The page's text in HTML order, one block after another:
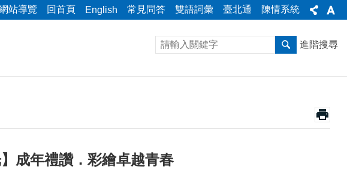
站導覽 回首頁 English 常見問答 雙語詞彙 臺北通 陳情系統
進階搜尋
成年禮讚．彩繪卓越青春